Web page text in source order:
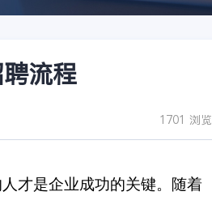
流程
1701 浏览
才是企业成功的关键。随着